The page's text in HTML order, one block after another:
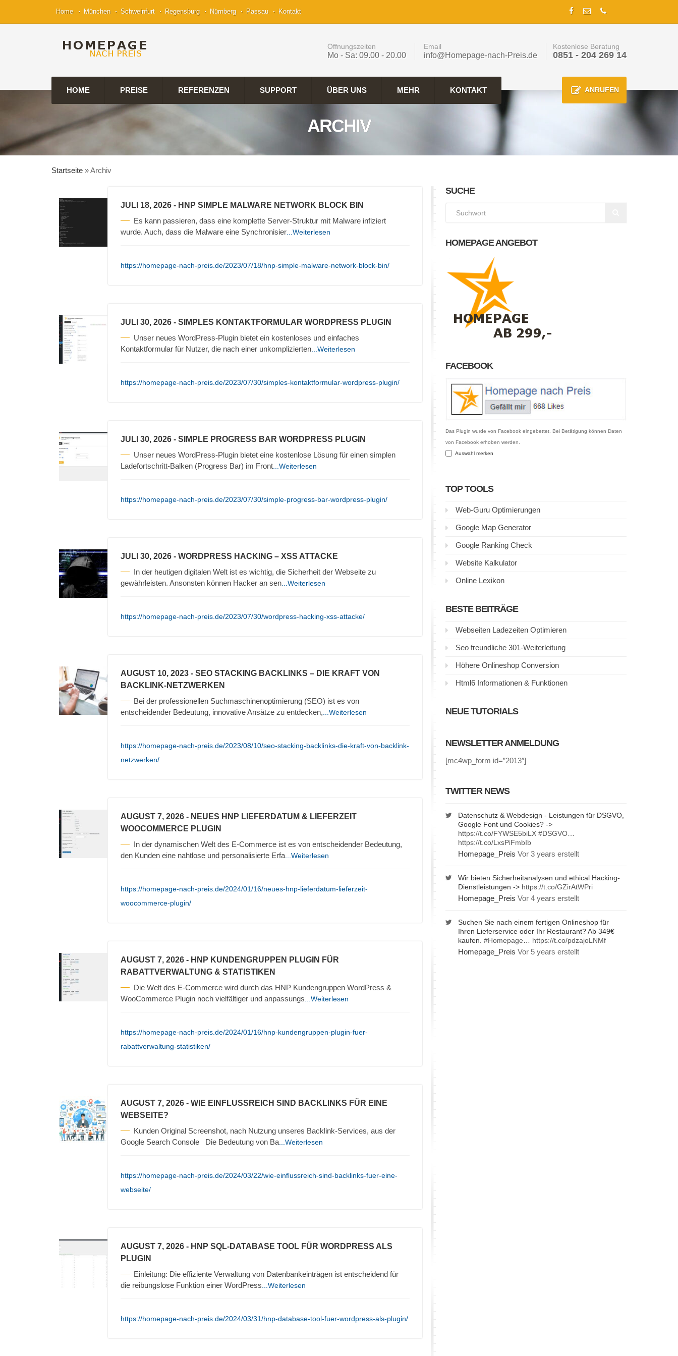
Home München Schweinfurt Regensburg Nürnberg Passau Kontakt
Öffnungszeiten
Mo - Sa: 09.00 - 20.00
Email
info@Homepage-nach-Preis.de
Kostenlose Beratung
0851 - 204 269 14
HOME PREISE REFERENZEN SUPPORT ÜBER UNS MEHR KONTAKT ANRUFEN
ARCHIV
Startseite »Archiv
JULI 18, 2026 - HNP SIMPLE MALWARE NETWORK BLOCK BIN
Es kann passieren, dass eine komplette Server-Struktur mit Malware infiziert
wurde. Auch, dass die Malware eine Synchronisier ...Weiterlesen
https://homepage-nach-preis.de/2023/07/18/hnp-simple-malware-network-block-bin/
JULI 30, 2026 - SIMPLES KONTAKTFORMULAR WORDPRESS PLUGIN
Unser neues WordPress-Plugin bietet ein kostenloses und einfaches
Kontaktformular für Nutzer, die nach einer unkomplizierten ...Weiterlesen
https://homepage-nach-preis.de/2023/07/30/simples-kontaktformular-wordpress-plugin/
JULI 30, 2026 - SIMPLE PROGRESS BAR WORDPRESS PLUGIN
Unser neues WordPress-Plugin bietet eine kostenlose Lösung für einen simplen
Ladefortschritt-Balken (Progress Bar) im Front ...Weiterlesen
https://homepage-nach-preis.de/2023/07/30/simple-progress-bar-wordpress-plugin/
JULI 30, 2026 - WORDPRESS HACKING – XSS ATTACKE
In der heutigen digitalen Welt ist es wichtig, die Sicherheit der Webseite zu
gewährleisten. Ansonsten können Hacker an sen ...Weiterlesen
https://homepage-nach-preis.de/2023/07/30/wordpress-hacking-xss-attacke/
AUGUST 10, 2023 - SEO STACKING BACKLINKS – DIE KRAFT VON
BACKLINK-NETZWERKEN
Bei der professionellen Suchmaschinenoptimierung (SEO) ist es von
entscheidender Bedeutung, innovative Ansätze zu entdecken, ...Weiterlesen
https://homepage-nach-preis.de/2023/08/10/seo-stacking-backlinks-die-kraft-von-backlink-
netzwerken/
AUGUST 7, 2026 - NEUES HNP LIEFERDATUM & LIEFERZEIT
WOOCOMMERCE PLUGIN
In der dynamischen Welt des E-Commerce ist es von entscheidender Bedeutung,
den Kunden eine nahtlose und personalisierte Erfa ...Weiterlesen
https://homepage-nach-preis.de/2024/01/16/neues-hnp-lieferdatum-lieferzeit-
woocommerce-plugin/
AUGUST 7, 2026 - HNP KUNDENGRUPPEN PLUGIN FÜR
RABATTVERWALTUNG & STATISTIKEN
Die Welt des E-Commerce wird durch das HNP Kundengruppen WordPress &
WooCommerce Plugin noch vielfältiger und anpassungs ...Weiterlesen
https://homepage-nach-preis.de/2024/01/16/hnp-kundengruppen-plugin-fuer-
rabattverwaltung-statistiken/
AUGUST 7, 2026 - WIE EINFLUSSREICH SIND BACKLINKS FÜR EINE
WEBSEITE?
Kunden Original Screenshot, nach Nutzung unseres Backlink-Services, aus der
Google Search Console Die Bedeutung von Ba ...Weiterlesen
https://homepage-nach-preis.de/2024/03/22/wie-einflussreich-sind-backlinks-fuer-eine-
webseite/
AUGUST 7, 2026 - HNP SQL-DATABASE TOOL FÜR WORDPRESS ALS
PLUGIN
Einleitung: Die effiziente Verwaltung von Datenbankeinträgen ist entscheidend für
die reibungslose Funktion einer WordPress ...Weiterlesen
https://homepage-nach-preis.de/2024/03/31/hnp-database-tool-fuer-wordpress-als-plugin/
SUCHE
HOMEPAGE ANGEBOT
FACEBOOK
Das Plugin wurde von Facebook eingebettet. Bei Betätigung können Daten
von Facebook erhoben werden.
Auswahl merken
TOP TOOLS
Web-Guru Optimierungen
Google Map Generator
Google Ranking Check
Website Kalkulator
Online Lexikon
BESTE BEITRÄGE
Webseiten Ladezeiten Optimieren
Seo freundliche 301-Weiterleitung
Höhere Onlineshop Conversion
Html6 Informationen & Funktionen
NEUE TUTORIALS
NEWSLETTER ANMELDUNG
[mc4wp_form id=”2013″]
TWITTER NEWS
Datenschutz & Webdesign - Leistungen für DSGVO,
Google Font und Cookies? ->
https://t.co/FYWSE5biLX #DSGVO…
https://t.co/LxsPiFmbIb
Homepage_Preis Vor 3 years erstellt
Wir bieten Sicherheitanalysen und ethical Hacking-
Dienstleistungen -> https://t.co/GZirAtWPri
Homepage_Preis Vor 4 years erstellt
Suchen Sie nach einem fertigen Onlineshop für
Ihren Lieferservice oder Ihr Restaurant? Ab 349€
kaufen. #Homepage https://t.co/pdzajoLNMf
Homepage_Preis Vor 5 years erstellt